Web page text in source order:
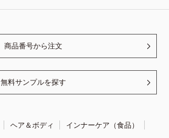
商品番号から注文
無料サンプルを探す
ヘア＆ボディ
インナーケア（食品）